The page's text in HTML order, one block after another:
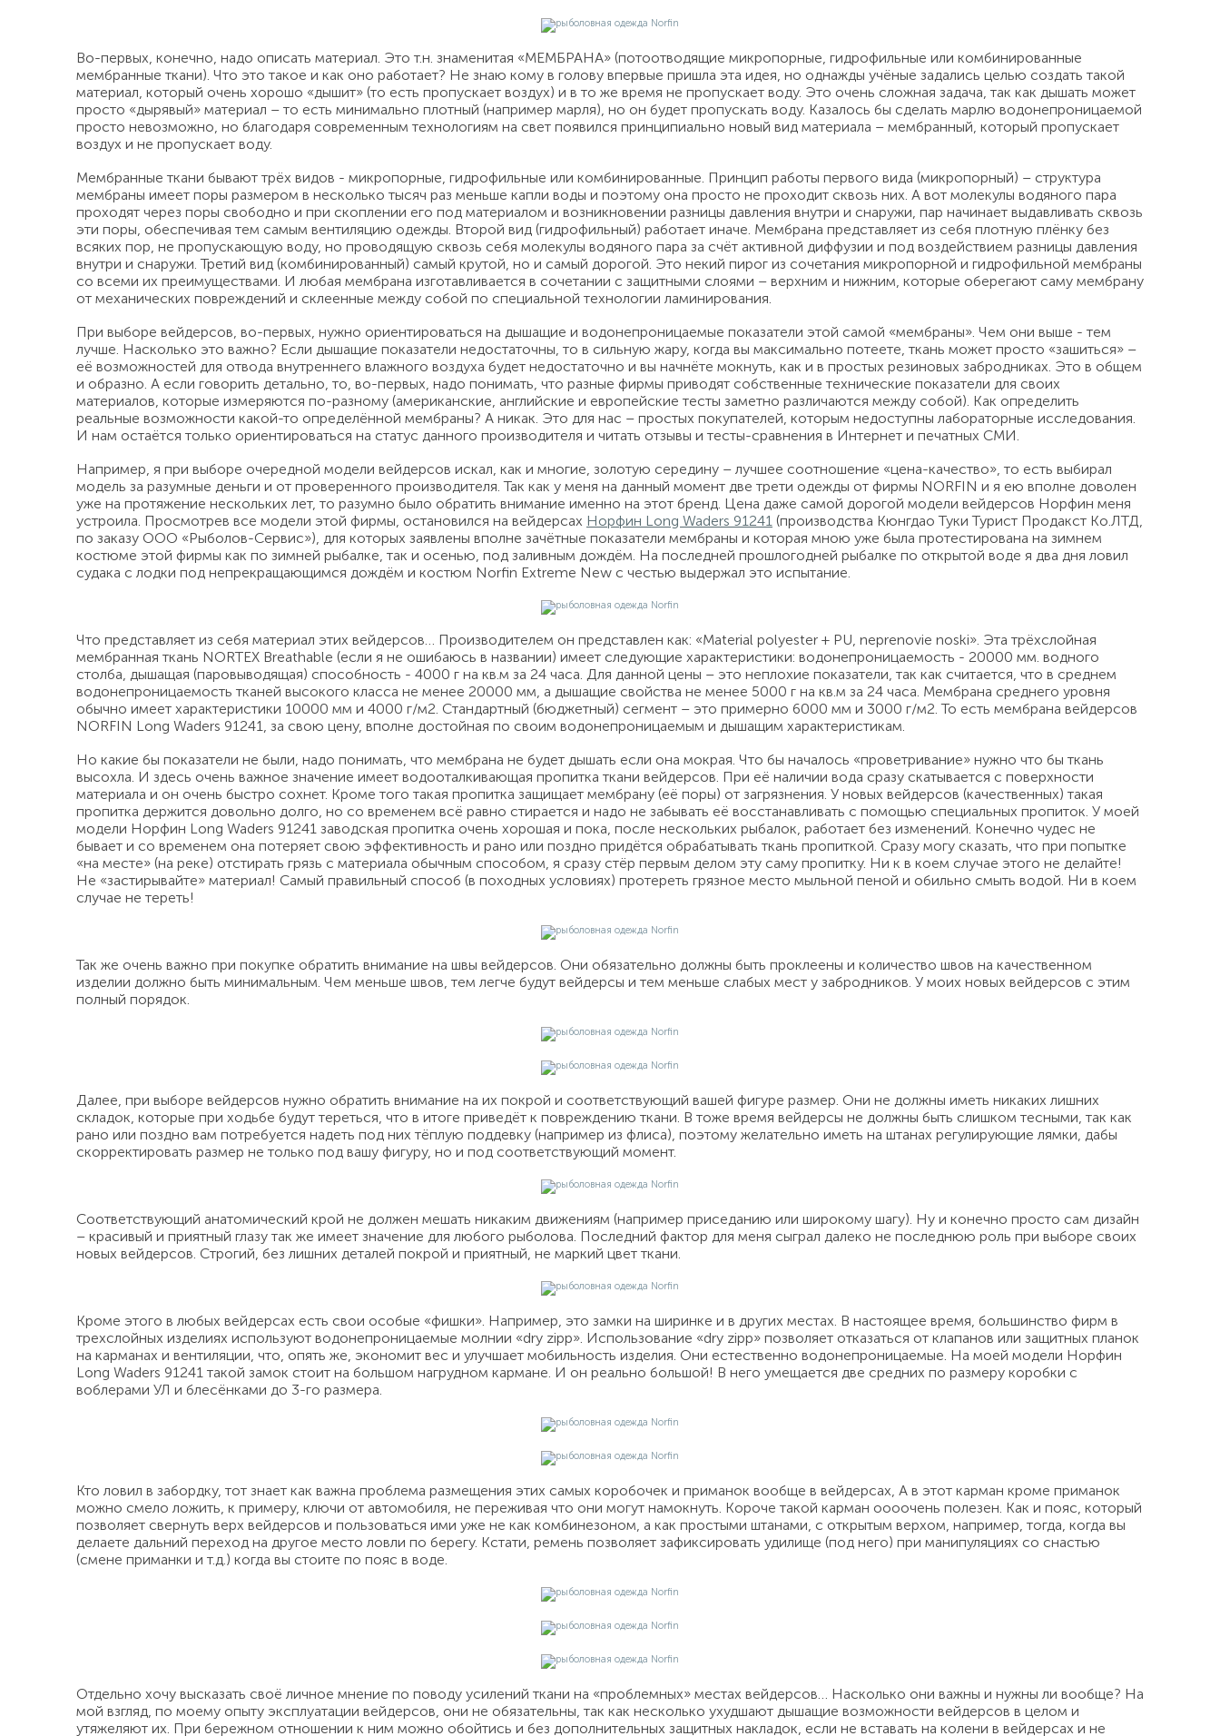
Во-первых, конечно, надо описать материал. Это т.н. знаменитая «МЕМБРАНА» (потоотводящие микропорные, гидрофильные или комбинированные
мембранные ткани). Что это такое и как оно работает? Не знаю кому в голову впервые пришла эта идея, но однажды учёные задались целью создать такой
материал, который очень хорошо «дышит» (то есть пропускает воздух) и в то же время не пропускает воду. Это очень сложная задача, так как дышать может
просто «дырявый» материал – то есть минимально плотный (например марля), но он будет пропускать воду. Казалось бы сделать марлю водонепроницаемой
просто невозможно, но благодаря современным технологиям на свет появился принципиально новый вид материала – мембранный, который пропускает
воздух и не пропускает воду.
Мембранные ткани бывают трёх видов - микропорные, гидрофильные или комбинированные. Принцип работы первого вида (микропорный) – структура
мембраны имеет поры размером в несколько тысяч раз меньше капли воды и поэтому она просто не проходит сквозь них. А вот молекулы водяного пара
проходят через поры свободно и при скоплении его под материалом и возникновении разницы давления внутри и снаружи, пар начинает выдавливать сквозь
эти поры, обеспечивая тем самым вентиляцию одежды. Второй вид (гидрофильный) работает иначе. Мембрана представляет из себя плотную плёнку без
всяких пор, не пропускающую воду, но проводящую сквозь себя молекулы водяного пара за счёт активной диффузии и под воздействием разницы давления
внутри и снаружи. Третий вид (комбинированный) самый крутой, но и самый дорогой. Это некий пирог из сочетания микропорной и гидрофильной мембраны
со всеми их преимуществами. И любая мембрана изготавливается в сочетании с защитными слоями – верхним и нижним, которые оберегают саму мембрану
от механических повреждений и склеенные между собой по специальной технологии ламинирования.
При выборе вейдерсов, во-первых, нужно ориентироваться на дышащие и водонепроницаемые показатели этой самой «мембраны». Чем они выше - тем
лучше. Насколько это важно? Если дышащие показатели недостаточны, то в сильную жару, когда вы максимально потеете, ткань может просто «зашиться» –
её возможностей для отвода внутреннего влажного воздуха будет недостаточно и вы начнёте мокнуть, как и в простых резиновых забродниках. Это в общем
и образно. А если говорить детально, то, во-первых, надо понимать, что разные фирмы приводят собственные технические показатели для своих
материалов, которые измеряются по-разному (американские, английские и европейские тесты заметно различаются между собой). Как определить
реальные возможности какой-то определённой мембраны? А никак. Это для нас – простых покупателей, которым недоступны лабораторные исследования.
И нам остаётся только ориентироваться на статус данного производителя и читать отзывы и тесты-сравнения в Интернет и печатных СМИ.
Например, я при выборе очередной модели вейдерсов искал, как и многие, золотую середину – лучшее соотношение «цена-качество», то есть выбирал
модель за разумные деньги и от проверенного производителя. Так как у меня на данный момент две трети одежды от фирмы NORFIN и я ею вполне доволен
уже на протяжение нескольких лет, то разумно было обратить внимание именно на этот бренд. Цена даже самой дорогой модели вейдерсов Норфин меня
устроила. Просмотрев все модели этой фирмы, остановился на вейдерсах Норфин Long Waders 91241 (производства Кюнгдао Туки Турист Продакст Ко.ЛТД,
по заказу ООО «Рыболов-Сервис»), для которых заявлены вполне зачётные показатели мембраны и которая мною уже была протестирована на зимнем
костюме этой фирмы как по зимней рыбалке, так и осенью, под заливным дождём. На последней прошлогодней рыбалке по открытой воде я два дня ловил
судака с лодки под непрекращающимся дождём и костюм Norfin Extreme New с честью выдержал это испытание.
Что представляет из себя материал этих вейдерсов… Производителем он представлен как: «Material polyester + PU, neprenovie noski». Эта трёхслойная
мембранная ткань NORTEX Breathable (если я не ошибаюсь в названии) имеет следующие характеристики: водонепроницаемость - 20000 мм. водного
столба, дышащая (паровыводящая) способность - 4000 г на кв.м за 24 часа. Для данной цены – это неплохие показатели, так как считается, что в среднем
водонепроницаемость тканей высокого класса не менее 20000 мм, а дышащие свойства не менее 5000 г на кв.м за 24 часа. Мембрана среднего уровня
обычно имеет характеристики 10000 мм и 4000 г/м2. Стандартный (бюджетный) сегмент – это примерно 6000 мм и 3000 г/м2. То есть мембрана вейдерсов
NORFIN Long Waders 91241, за свою цену, вполне достойная по своим водонепроницаемым и дышащим характеристикам.
Но какие бы показатели не были, надо понимать, что мембрана не будет дышать если она мокрая. Что бы началось «проветривание» нужно что бы ткань
высохла. И здесь очень важное значение имеет водооталкивающая пропитка ткани вейдерсов. При её наличии вода сразу скатывается с поверхности
материала и он очень быстро сохнет. Кроме того такая пропитка защищает мембрану (её поры) от загрязнения. У новых вейдерсов (качественных) такая
пропитка держится довольно долго, но со временем всё равно стирается и надо не забывать её восстанавливать с помощью специальных пропиток. У моей
модели Норфин Long Waders 91241 заводская пропитка очень хорошая и пока, после нескольких рыбалок, работает без изменений. Конечно чудес не
бывает и со временем она потеряет свою эффективность и рано или поздно придётся обрабатывать ткань пропиткой. Сразу могу сказать, что при попытке
«на месте» (на реке) отстирать грязь с материала обычным способом, я сразу стёр первым делом эту саму пропитку. Ни к в коем случае этого не делайте!
Не «застирывайте» материал! Самый правильный способ (в походных условиях) протереть грязное место мыльной пеной и обильно смыть водой. Ни в коем
случае не тереть!
Так же очень важно при покупке обратить внимание на швы вейдерсов. Они обязательно должны быть проклеены и количество швов на качественном
изделии должно быть минимальным. Чем меньше швов, тем легче будут вейдерсы и тем меньше слабых мест у забродников. У моих новых вейдерсов с этим
полный порядок.
Далее, при выборе вейдерсов нужно обратить внимание на их покрой и соответствующий вашей фигуре размер. Они не должны иметь никаких лишних
складок, которые при ходьбе будут тереться, что в итоге приведёт к повреждению ткани. В тоже время вейдерсы не должны быть слишком тесными, так как
рано или поздно вам потребуется надеть под них тёплую поддевку (например из флиса), поэтому желательно иметь на штанах регулирующие лямки, дабы
скорректировать размер не только под вашу фигуру, но и под соответствующий момент.
Соответствующий анатомический крой не должен мешать никаким движениям (например приседанию или широкому шагу). Ну и конечно просто сам дизайн
– красивый и приятный глазу так же имеет значение для любого рыболова. Последний фактор для меня сыграл далеко не последнюю роль при выборе своих
новых вейдерсов. Строгий, без лишних деталей покрой и приятный, не маркий цвет ткани.
Кроме этого в любых вейдерсах есть свои особые «фишки». Например, это замки на ширинке и в других местах. В настоящее время, большинство фирм в
трехслойных изделиях используют водонепроницаемые молнии «dry zipp». Использование «dry zipp» позволяет отказаться от клапанов или защитных планок
на карманах и вентиляции, что, опять же, экономит вес и улучшает мобильность изделия. Они естественно водонепроницаемые. На моей модели Норфин
Long Waders 91241 такой замок стоит на большом нагрудном кармане. И он реально большой! В него умещается две средних по размеру коробки с
воблерами УЛ и блесёнками до 3-го размера.
Кто ловил в забордку, тот знает как важна проблема размещения этих самых коробочек и приманок вообще в вейдерсах, А в этот карман кроме приманок
можно смело ложить, к примеру, ключи от автомобиля, не переживая что они могут намокнуть. Короче такой карман оооочень полезен. Как и пояс, который
позволяет свернуть верх вейдерсов и пользоваться ими уже не как комбинезоном, а как простыми штанами, с открытым верхом, например, тогда, когда вы
делаете дальний переход на другое место ловли по берегу. Кстати, ремень позволяет зафиксировать удилище (под него) при манипуляциях со снастью
(смене приманки и т.д.) когда вы стоите по пояс в воде.
Отдельно хочу высказать своё личное мнение по поводу усилений ткани на «проблемных» местах вейдерсов… Насколько они важны и нужны ли вообще? На
мой взгляд, по моему опыту эксплуатации вейдерсов, они не обязательны, так как несколько ухудшают дышащие возможности вейдерсов в целом и
утяжеляют их. При бережном отношении к ним можно обойтись и без дополнительных защитных накладок, если не вставать на колени в вейдерсах и не